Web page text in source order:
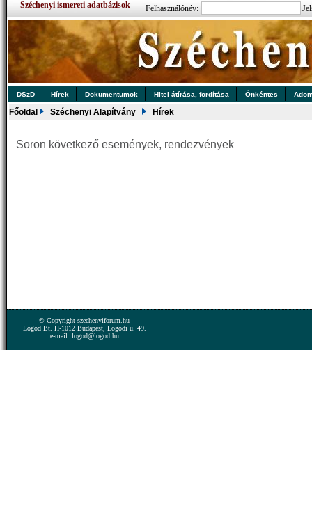
Széchenyi ismereti adatbázisok Felhasználónév:
DSzD Hírek Dokumentumok Hitel átírása, fordítása Önkéntes
Főoldal Széchenyi Alapítvány Hírek
Soron következő események, rendezvények
© Copyright szechenyiforum.hu
Logod Bt. H-1012 Budapest, Logodi u. 49.
e-mail: logod@logod.hu